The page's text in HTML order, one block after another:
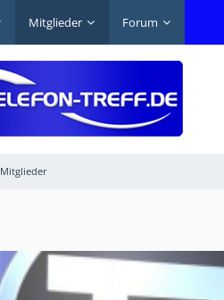
Mitglieder Forum
Mitglieder